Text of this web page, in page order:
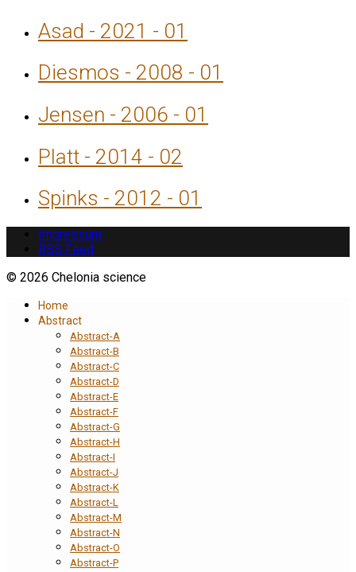
Asad - 2021 - 01
Diesmos - 2008 - 01
Jensen - 2006 - 01
Platt - 2014 - 02
Spinks - 2012 - 01
Impressum
RSS Feed
© 2026 Chelonia science
Home
Abstract
Abstract-A
Abstract-B
Abstract-C
Abstract-D
Abstract-E
Abstract-F
Abstract-G
Abstract-H
Abstract-I
Abstract-J
Abstract-K
Abstract-L
Abstract-M
Abstract-N
Abstract-O
Abstract-P